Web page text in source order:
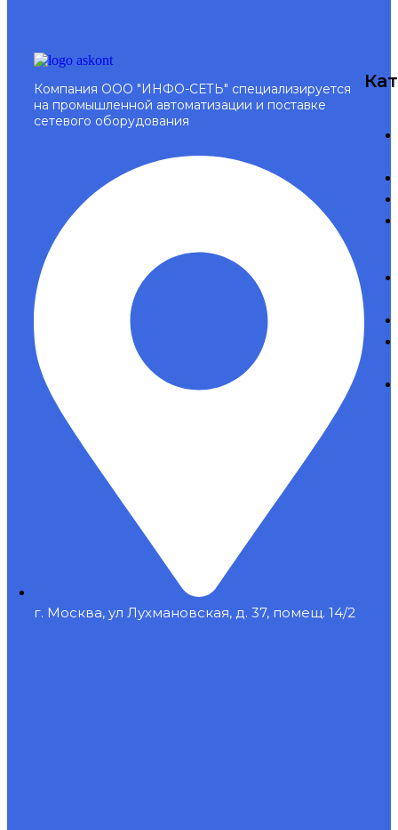
Компания ООО "ИНФО-СЕТЬ" специализируется
на промышленной автоматизации и поставке
сетевого оборудования
г. Москва, ул Лухмановская, д. 37, помещ. 14/2